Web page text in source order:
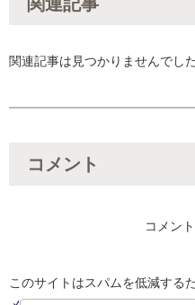
関連記事は見つかりませんでした
コメント
コメン
このサイトはスパムを低減する